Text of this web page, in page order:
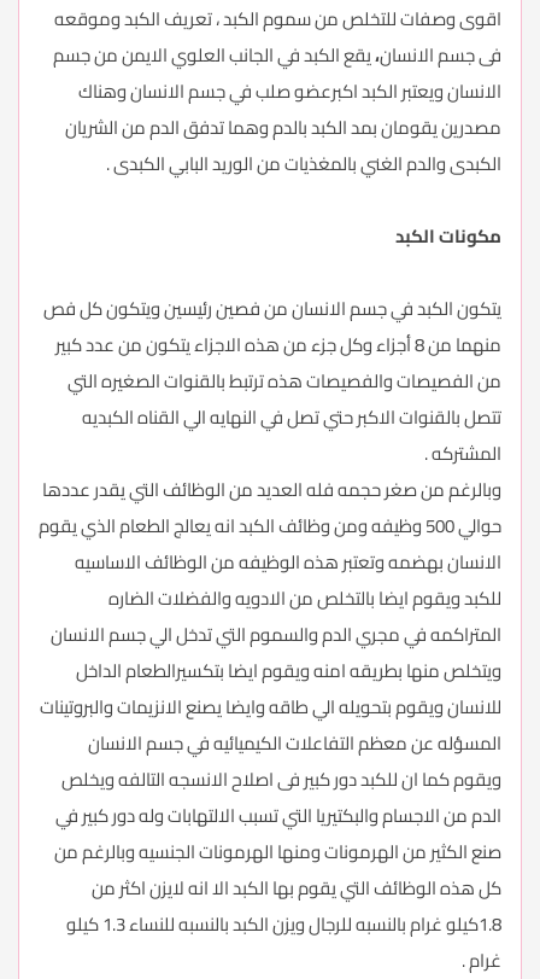
اقوى وصفات للتخلص من سموم الكبد ، تعريف الكبد وموقعه
فى جسم الانسان،يقع الكبد في الجانب العلوي الايمن من جسم
الانسان ويعتبر الكبد اكبرعضو صلب في جسم الانسان وهناك
مصدرين يقومان بمد الكبد بالدم وهما تدفق الدم من الشريان
الكبدى والدم الغني بالمغذيات من الوريد البابي الكبدى .
مكونات الكبد
يتكون الكبد في جسم الانسان من فصين رئيسين ويتكون كل فص
منهما من 8 أجزاء وكل جزء من هذه الاجزاء يتكون من عدد كبير
من الفصيصات والفصيصات هذه ترتبط بالقنوات الصغيره التي
تتصل بالقنوات الاكبر حتي تصل في النهايه الي القناه الكبديه
المشتركه .
وبالرغم من صغر حجمه فله العديد من الوظائف التي يقدر عددها
حوالي 500 وظيفه ومن وظائف الكبد انه يعالج الطعام الذي يقوم
الانسان بهضمه وتعتبر هذه الوظيفه من الوظائف الاساسيه
للكبد ويقوم ايضا بالتخلص من الادويه والفضلات الضاره
المتراكمه في مجري الدم والسموم التي تدخل الي جسم الانسان
ويتخلص منها بطريقه امنه ويقوم ايضا بتكسيرالطعام الداخل
للانسان ويقوم بتحويله الي طاقه وايضا يصنع الانزيمات والبروتينات
المسؤله عن معظم التفاعلات الكيميائيه في جسم الانسان
ويقوم كما ان للكبد دور كبير فى اصلاح الانسجه التالفه ويخلص
الدم من الاجسام والبكتيريا التي تسبب الالتهابات وله دور كبير في
صنع الكثير من الهرمونات ومنها الهرمونات الجنسيه وبالرغم من
كل هذه الوظائف التي يقوم بها الكبد الا انه لايزن اكثر من
1.8كيلو غرام بالنسبه للرجال ويزن الكبد بالنسبه للنساء 1.3 كيلو
غرام .